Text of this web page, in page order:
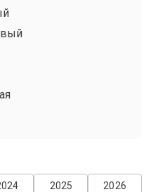
2026
2025